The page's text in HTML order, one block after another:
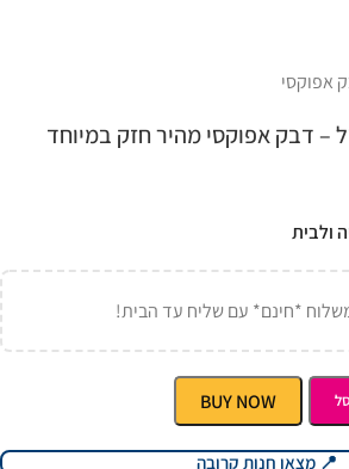
אפוקסי
ולבית
*חינם* עם שליח עד הבית!
BUY NOW
📍 מצאו חנות קרובה